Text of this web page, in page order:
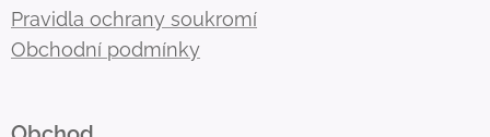
Pravidla ochrany soukromí
Obchodní podmínky